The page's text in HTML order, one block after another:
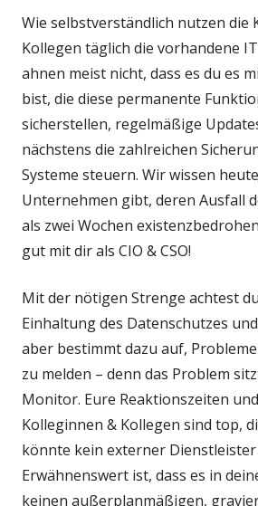
Wie selbstverständlich nutzen die
Kollegen täglich die vorhandene
ahnen meist nicht, dass es du es
bist, die diese permanente
sicherstellen, regelmäßige
nächstens die zahlreichen
Systeme steuern. Wir wissen
Unternehmen gibt, deren Ausfall
als zwei Wochen
gut mit dir als CIO & CSO!
Mit der nötigen Strenge achtest
Einhaltung des Datenschutzes
aber bestimmt dazu auf,
zu melden – denn das Problem
Monitor. Eure Reaktionszeiten
Kolleginnen & Kollegen sind top,
könnte kein externer
Erwähnenswert ist, dass es in
keinen außerplanmäßigen,